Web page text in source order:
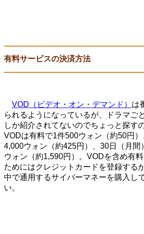
有料サービスの決済方法
VOD（ビデオ・オン・デマンド） は
られるようになっているが、ドラマご
しか紹介されてないのでちょっと探す
VODは有料で1件500ウォン（約50円
4,000ウォン（約425円）、30日（月間
ウォン（約1,590円）。VODを含め有
ためにはクレジットカードを登録する
中で通用するサイバーマネーを購入し
い。